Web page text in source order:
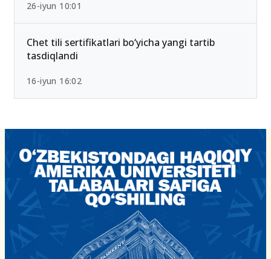
2026-yilda eng past ball bilan kirsa bo‘ladigan
OTMlar ro‘yxati
26-iyun 10:01
Chet tili sertifikatlari bo‘yicha yangi tartib
tasdiqlandi